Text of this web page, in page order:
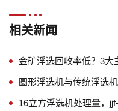
相关新闻
金矿浮选回收率低？3大
圆形浮选机与传统浮选
16立方浮选机处理量，